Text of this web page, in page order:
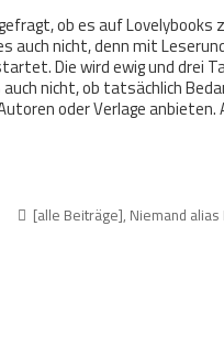
ob es auf Lovelybooks
auch nicht, denn mit
Die wird ewig und drei
nicht, ob tatsächlich
oder Verlage anbieten.
[alle Beiträge], Niemand